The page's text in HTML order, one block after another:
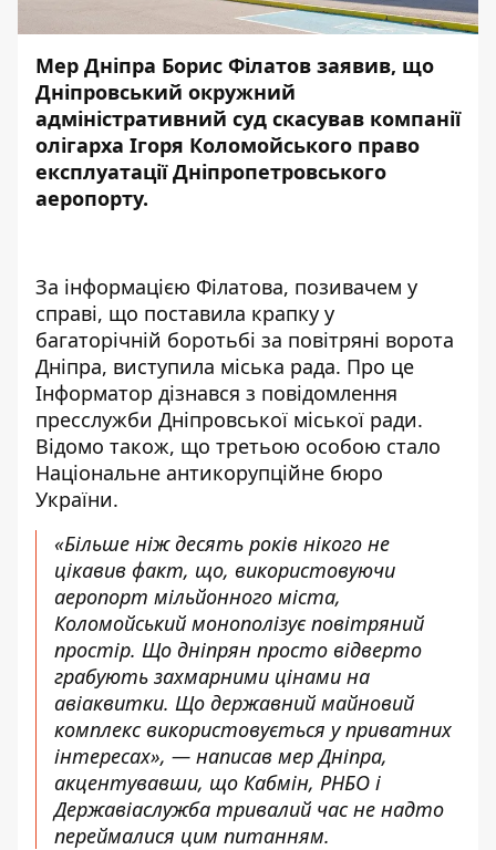
Мер Дніпра Борис Філатов заявив, що
Дніпровський окружний
адміністративний суд скасував компанії
олігарха Ігоря Коломойського право
експлуатації Дніпропетровського
аеропорту.
За інформацією Філатова, позивачем у
справі, що поставила крапку у
багаторічній боротьбі за повітряні ворота
Дніпра, виступила міська рада. Про це
Інформатор дізнався з повідомлення
пресслужби Дніпровської міської ради.
Відомо також, що третьою особою стало
Національне антикорупційне бюро
України.
«Більше ніж десять років нікого не
цікавив факт, що, використовуючи
аеропорт мільйонного міста,
Коломойський монополізує повітряний
простір. Що дніпрян просто відверто
грабують захмарними цінами на
авіаквитки. Що державний майновий
комплекс використовується у приватних
інтересах», — написав мер Дніпра,
акцентувавши, що Кабмін, РНБО і
Державіаслужба тривалий час не надто
переймалися цим питанням.